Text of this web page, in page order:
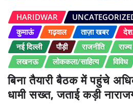
HARIDWAR
कुमाऊं
गढ़वाल ताज़ा खबर
नई दिल्ली
पौड़ी राजनीति राज्य
लखनऊ
लोककला/साहित्य विविध
बिना तैयारी बैठक में पहुंचे
धामी सख्त, जताई कड़ी